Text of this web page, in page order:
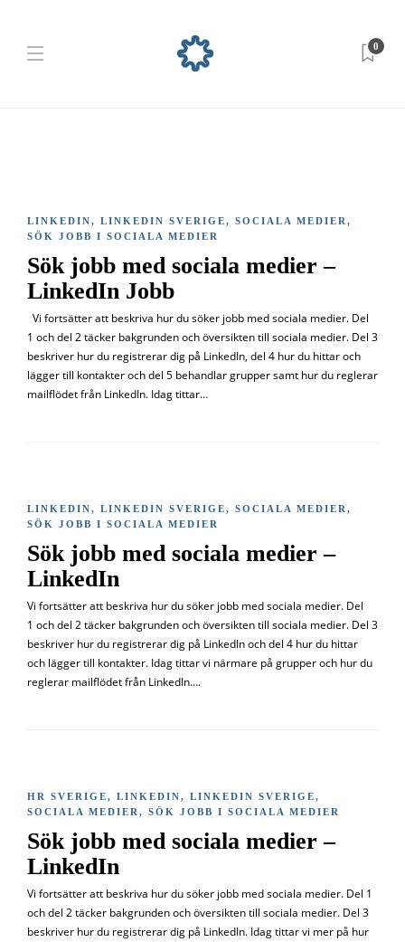
0
LINKEDIN, LINKEDIN SVERIGE, SOCIALA MEDIER ,
SÖK JOBB I SOCIALA MEDIER
Sök jobb med sociala medier –
LinkedIn Jobb
Vi fortsätter att beskriva hur du söker jobb med sociala medier. Del
1 och del 2 täcker bakgrunden och översikten till sociala medier. Del 3
beskriver hur du registrerar dig på LinkedIn, del 4 hur du hittar och
lägger till kontakter och del 5 behandlar grupper samt hur du reglerar
mailflödet från LinkedIn. Idag tittar…
LINKEDIN, LINKEDIN SVERIGE, SOCIALA MEDIER ,
SÖK JOBB I SOCIALA MEDIER
Sök jobb med sociala medier –
LinkedIn
Vi fortsätter att beskriva hur du söker jobb med sociala medier. Del
1 och del 2 täcker bakgrunden och översikten till sociala medier. Del 3
beskriver hur du registrerar dig på LinkedIn och del 4 hur du hittar
och lägger till kontakter. Idag tittar vi närmare på grupper och hur du
reglerar mailflödet från LinkedIn….
HR SVERIGE, LINKEDIN, LINKEDIN SVERIGE,
SOCIALA MEDIER , SÖK JOBB I SOCIALA MEDIER
Sök jobb med sociala medier –
LinkedIn
Vi fortsätter att beskriva hur du söker jobb med sociala medier. Del 1
och del 2 täcker bakgrunden och översikten till sociala medier. Del 3
beskriver hur du registrerar dig på LinkedIn. Idag tittar vi mer på hur